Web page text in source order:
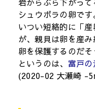
シュウボラの卵で
いつい短絡的に「
が、親貝は卵を産み
卵を保護するのだそ
というのは、 富戸の
(2020-02 大瀬崎 -